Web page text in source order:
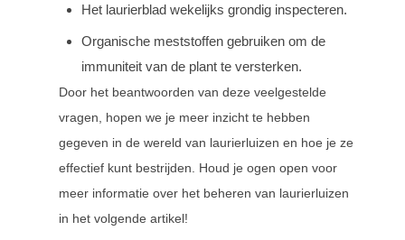
Het laurierblad wekelijks grondig inspecteren.
Organische meststoffen gebruiken om de
immuniteit van de plant te versterken.
Door het beantwoorden van deze veelgestelde
vragen, hopen we je meer inzicht te hebben
gegeven in de wereld van laurierluizen en hoe je ze
effectief kunt bestrijden. Houd je ogen open voor
meer informatie over het beheren van laurierluizen
in het volgende artikel!